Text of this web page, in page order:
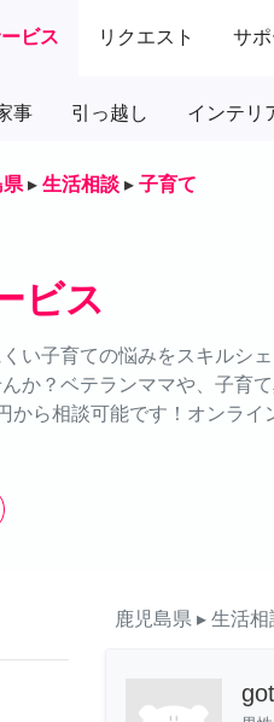
ビス リクエスト サ
事 引っ越し インテリ
県 ▸ 生活相談 ▸ 子育て
ビス
い子育ての悩みをスキルシ
か？ベテランママや、子育
から相談可能です！オンラ
鹿児島県 ▸ 生活相